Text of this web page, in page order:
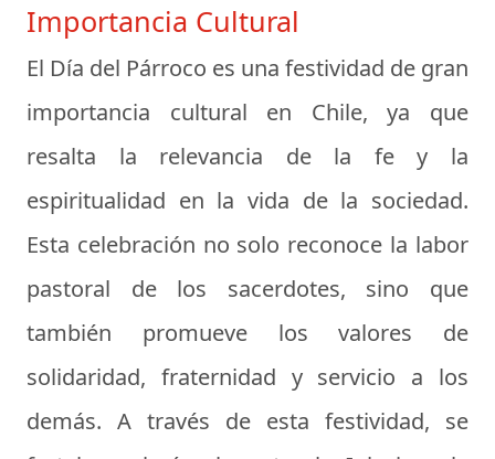
Importancia Cultural
El Día del Párroco es una festividad de gran
importancia cultural en Chile, ya que
resalta la relevancia de la fe y la
espiritualidad en la vida de la sociedad.
Esta celebración no solo reconoce la labor
pastoral de los sacerdotes, sino que
también promueve los valores de
solidaridad, fraternidad y servicio a los
demás. A través de esta festividad, se